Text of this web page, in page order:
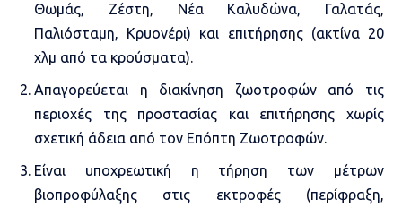
Θωμάς, Ζέστη, Νέα Καλυδώνα, Γαλατάς,
Παλιόσταμη, Κρυονέρι) και επιτήρησης (ακτίνα 20
χλμ από τα κρούσματα).
Απαγορεύεται η διακίνηση ζωοτροφών από τις
περιοχές της προστασίας και επιτήρησης χωρίς
σχετική άδεια από τον Επόπτη Ζωοτροφών.
Είναι υποχρεωτική η τήρηση των μέτρων
βιοπροφύλαξης στις εκτροφές (περίφραξη,